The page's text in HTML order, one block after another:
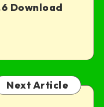
Download
Next Article